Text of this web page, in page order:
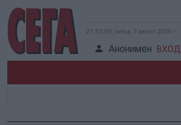
21:33:09, петък, 7 август 2026 г.
Анонимен ВХОД